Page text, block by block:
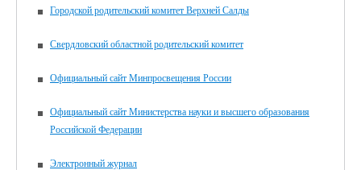
Городской родительский комитет Верхней Салды
Свердловский областной родительский комитет
Официальный сайт Минпросвещения России
Официальный сайт Министерства науки и высшего образования
Российской Федерации
Электронный журнал